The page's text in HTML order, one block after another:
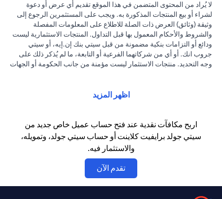
لا يُراد من المحتوى المتضمن في هذا الموقع تقديم أي عرض أو دعوة
لشراء أو بيع المنتجات المذكورة به. ويجب على المستثمرين الرجوع إلى
وثيقة (وثائق) العرض ذات الصلة للاطلاع على المعلومات المفصلة
والشروط والأحكام المعمول بها قبل التداول. المنتجات الاستثمارية ليست
ودائع أو التزامات بنكية مضمونة من قبل سيتي بنك إن.إيه، أو سيتي
جروب انك. أو أي من شركاتهما الفرعية أو التابعة، ما لم يُذكر ذلك على
وجه التحديد. منتجات الاستثمار ليست مؤمنة من جانب الحكومة أو الجهات
السابق لمنتجات الاستثمار ليس مؤشرا على النتائج المستقبلية، بمعنى أن
محلية) على دراية بمخاطر تقلبات أسعار الصرف التي قد تتسبب في
خسارة رأس المال عند تحويل العملة الأجنبية إلى العملة المحلية
للمستثمرين. لا تتوفر منتجات الاستثمار والخزينة للأشخاص الأمريكيين.
تخضع جميع الطلبات المتعلقة بمنتجات الاستثمار والخزينة لشروط وأحكام
منتجات الاستثمار والخزينة الفردية. يدرك العميل أنه يقع على عاتقه
السعي للحصول على مشورة قانونية و/أو ضريبية للوقوف على التبعات
اظهر المزيد
اربح مكافآت نقدية عند فتح حساب عميل خاص جديد من
سيتي جولد برايفيت كلاينت أو حساب سيتي جولد، وتمويله،
والاستثمار فيه.
تقدم الآن